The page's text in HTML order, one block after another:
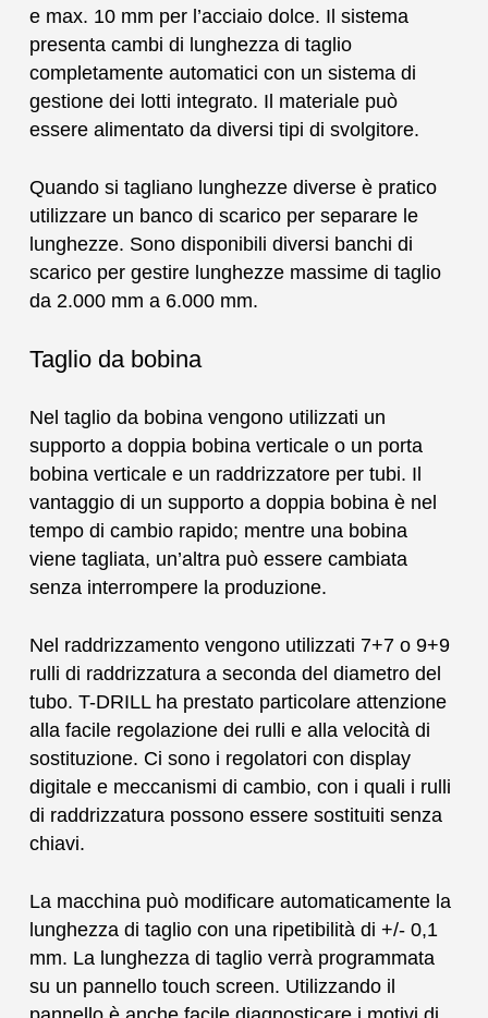
e max. 10 mm per l’acciaio dolce. Il sistema
presenta cambi di lunghezza di taglio
completamente automatici con un sistema di
gestione dei lotti integrato. Il materiale può
essere alimentato da diversi tipi di svolgitore.
Quando si tagliano lunghezze diverse è pratico
utilizzare un banco di scarico per separare le
lunghezze. Sono disponibili diversi banchi di
scarico per gestire lunghezze massime di taglio
da 2.000 mm a 6.000 mm.
Taglio da bobina
Nel taglio da bobina vengono utilizzati un
supporto a doppia bobina verticale o un porta
bobina verticale e un raddrizzatore per tubi. Il
vantaggio di un supporto a doppia bobina è nel
tempo di cambio rapido; mentre una bobina
viene tagliata, un’altra può essere cambiata
senza interrompere la produzione.
Nel raddrizzamento vengono utilizzati 7+7 o 9+9
rulli di raddrizzatura a seconda del diametro del
tubo. T-DRILL ha prestato particolare attenzione
alla facile regolazione dei rulli e alla velocità di
sostituzione. Ci sono i regolatori con display
digitale e meccanismi di cambio, con i quali i rulli
di raddrizzatura possono essere sostituiti senza
chiavi.
La macchina può modificare automaticamente la
lunghezza di taglio con una ripetibilità di +/- 0,1
mm. La lunghezza di taglio verrà programmata
su un pannello touch screen. Utilizzando il